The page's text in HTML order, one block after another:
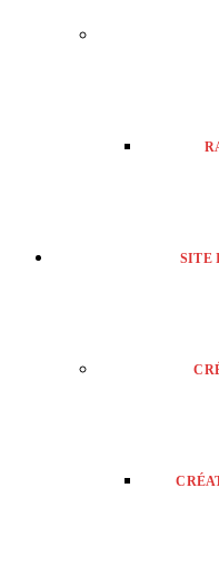
SITE